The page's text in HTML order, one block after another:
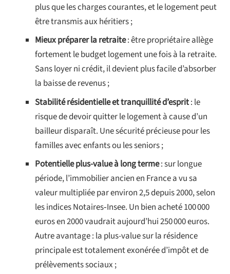
plus que les charges courantes, et le logement peut
être transmis aux héritiers ;
Mieux préparer la retraite: être propriétaire allège
fortement le budget logement une fois à la retraite.
Sans loyer ni crédit, il devient plus facile d’absorber
la baisse de revenus ;
Stabilité résidentielle et tranquillité d’esprit: le
risque de devoir quitter le logement à cause d’un
bailleur disparaît. Une sécurité précieuse pour les
familles avec enfants ou les seniors ;
Potentielle plus-value à long terme: sur longue
période, l’immobilier ancien en France a vu sa
valeur multipliée par environ 2,5 depuis 2000, selon
les indices Notaires‑Insee. Un bien acheté 100 000
euros en 2000 vaudrait aujourd’hui 250 000 euros.
Autre avantage : la plus-value sur la résidence
principale est totalement exonérée d’impôt et de
prélèvements sociaux ;